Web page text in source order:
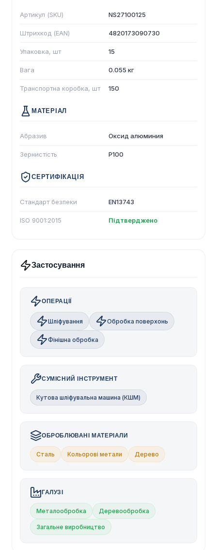
Артикул (SKU) NS27100125
Штрихкод (EAN) 4820173090730
Упаковка, шт 15
Вага 0.055 кг
Транспортна коробка, шт 150
МАТЕРІАЛ
Абразив Оксид алюминия
Зернистість P100
СЕРТИФІКАЦІЯ
Стандарт безпеки EN13743
ISO 9001:2015 Підтверджено
Застосування
ОПЕРАЦІЇ
Шліфування Обробка поверхонь
Фінішна обробка
СУМІСНИЙ ІНСТРУМЕНТ
Кутова шліфувальна машина (КШМ)
ОБРОБЛЮВАНІ МАТЕРІАЛИ
Сталь Кольорові метали Дерево
ГАЛУЗІ
Металообробка Деревообробка
Загальне виробництво